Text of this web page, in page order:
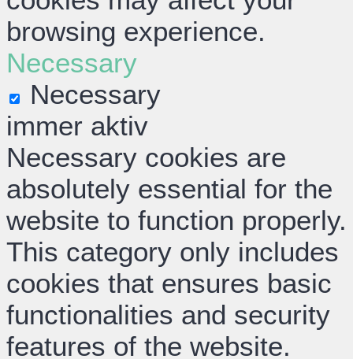
browsing experience.
Necessary
Necessary
immer aktiv
Necessary cookies are
absolutely essential for the
website to function properly.
This category only includes
cookies that ensures basic
functionalities and security
features of the website.